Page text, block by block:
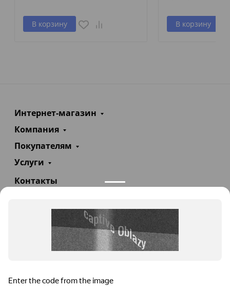
В корзину В корзину
Интернет-магазин
Компания
Покупателям
Услуги
Контакты
info@teploexpert.com
Пн—Сб 09:00 – 18:00
TeploExpert.com © 2008 - 2026 Оборудование для